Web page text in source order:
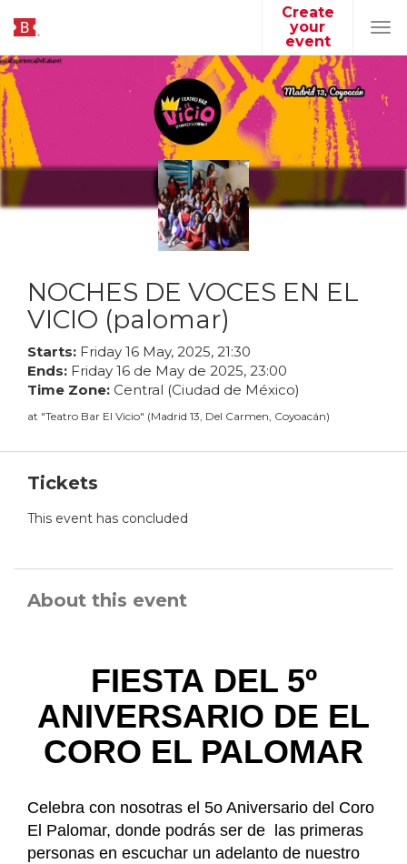
Create
your
event
NOCHES DE VOCES EN EL
VICIO (palomar)
Starts: Friday 16 May, 2025, 21:30
Ends: Friday 16 de May de 2025, 23:00
Time Zone: Central (Ciudad de México)
at "Teatro Bar El Vicio" (Madrid 13, Del Carmen, Coyoacán)
Tickets
This event has concluded
About this event
FIESTA DEL 5º
ANIVERSARIO DE EL
CORO EL PALOMAR
Celebra con nosotras el 5o Aniversario del Coro
El Palomar, donde podrás ser de las primeras
personas en escuchar un adelanto de nuestro